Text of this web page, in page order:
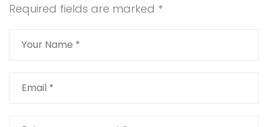
Required fields are marked *